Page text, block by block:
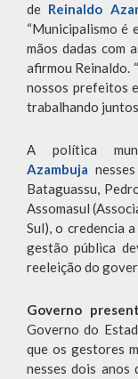
de Reinaldo
“Municipalismo é
mãos dadas com
afirmou Reinaldo.
nossos prefeitos
trabalhando
A política
Azambuja
Bataguassu,
Assomasul
Sul), o credencia
gestão pública
reeleição do
Governo
Governo do
que os gestores
nesses dois anos